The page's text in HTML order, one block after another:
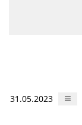
31.05.2023